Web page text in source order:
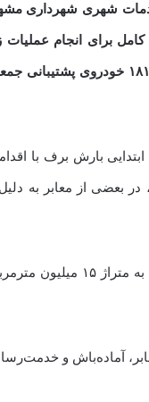
شهری شهرداری
بارش برف با
در بعضی از معابر به
درحال حاضر، تمامی
آماده‌باش و